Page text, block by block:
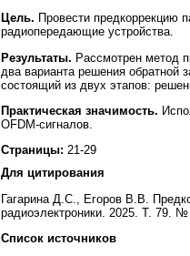
Цель. Провести предкоррекцию
радиопередающие устройства.
Результаты. Рассмотрен метод
два варианта решения обратной
состоящий из двух этапов:
Практическая значимость.
OFDM-сигналов.
Страницы: 21-29
Для цитирования
Гагарина Д.С., Егоров В.В.
радиоэлектроники. 2025. T. 79.
Список источников